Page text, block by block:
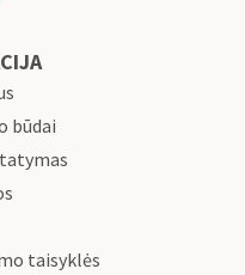
būdai
taisyklės